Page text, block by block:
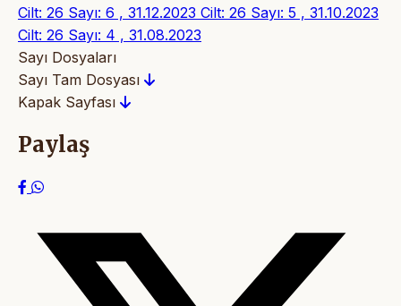
Cilt: 26 Sayı: 6 , 31.12.2023 Cilt: 26 Sayı: 5 , 31.10.2023
Cilt: 26 Sayı: 4 , 31.08.2023
Sayı Dosyaları
Sayı Tam Dosyası
Kapak Sayfası
Paylaş